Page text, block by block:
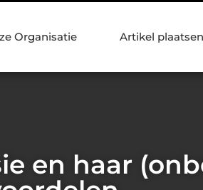
Organisatie Artikel plaatsen
en haar